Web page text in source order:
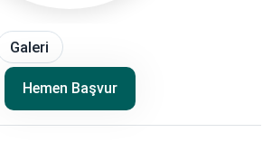
Galeri
Hemen Başvur